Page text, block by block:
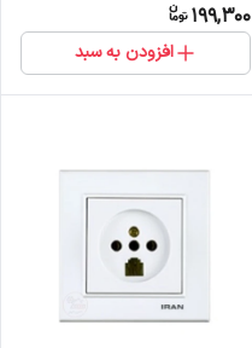
199,300
افزودن به سبد